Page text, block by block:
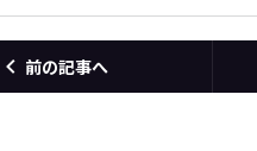
前の記事へ